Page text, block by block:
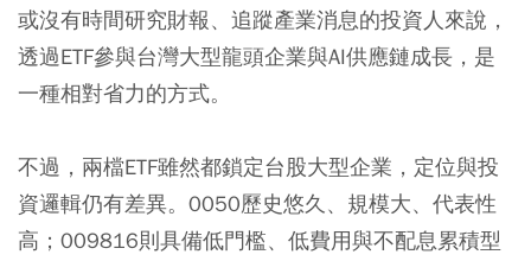
或沒有時間研究財報、追蹤產業消息的投資人來說，
透過ETF參與台灣大型龍頭企業與AI供應鏈成長，是
一種相對省力的方式。
不過，兩檔ETF雖然都鎖定台股大型企業，定位與投
資邏輯仍有差異。0050歷史悠久、規模大、代表性
高；009816則具備低門檻、低費用與不配息累積型